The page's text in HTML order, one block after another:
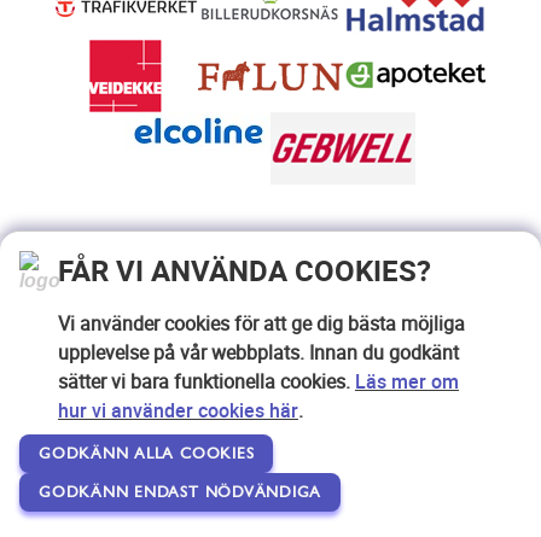
FÅR VI ANVÄNDA COOKIES?
Vi använder cookies för att ge dig bästa möjliga
upplevelse på vår webbplats. Innan du godkänt
sätter vi bara funktionella cookies. Läs mer om
hur vi använder cookies här.
GODKÄNN ALLA COOKIES
GODKÄNN ENDAST NÖDVÄNDIGA